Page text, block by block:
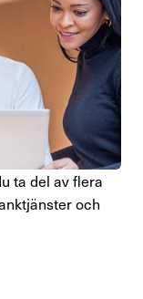
ta del av flera
och